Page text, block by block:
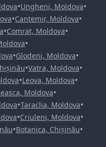
•Ungheni, Moldova•
•Cantemir, Moldova•
•Comrat, Moldova•
•
•Glodeni, Moldova•
•Vatra, Moldova•
•Leova, Moldova•
Moldova•
•Taraclia, Moldova•
•Criuleni, Moldova•
•Botanica, Chișinău•